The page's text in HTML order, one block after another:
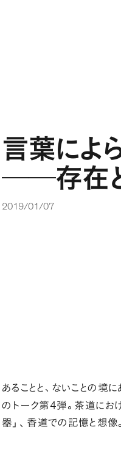
言葉によ
──存在
2019/01/07
あることと 、 ないことの境に
のトーク第4弾。 茶道にお
器 」 、 香道での記憶と想像。